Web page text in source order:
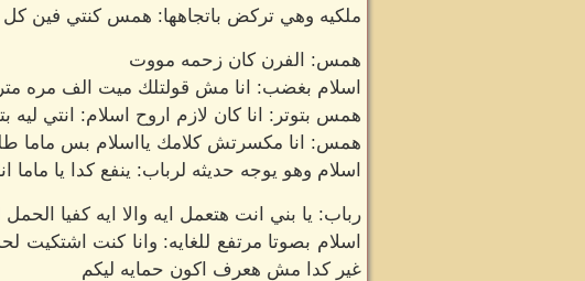
ملكيه وهي تركض باتجاهها: همس كنتي فين كل
همس: الفرن كان زحمه مووت
اسلام بغضب: انا مش قولتلك ميت الف مره
همس بتوتر: انا كان لازم اروح اسلام: انتي ليه
همس: انا مكسرتش كلامك يااسلام بس ماما
اسلام وهو يوجه حديثه لرباب: ينفع كدا يا
رباب: يا بني انت هتعمل ايه والا ايه كفيا الحمل
اسلام بصوتا مرتفع للغايه: وانا كنت
غير كدا مش هعرف اكون حمايه ليكم